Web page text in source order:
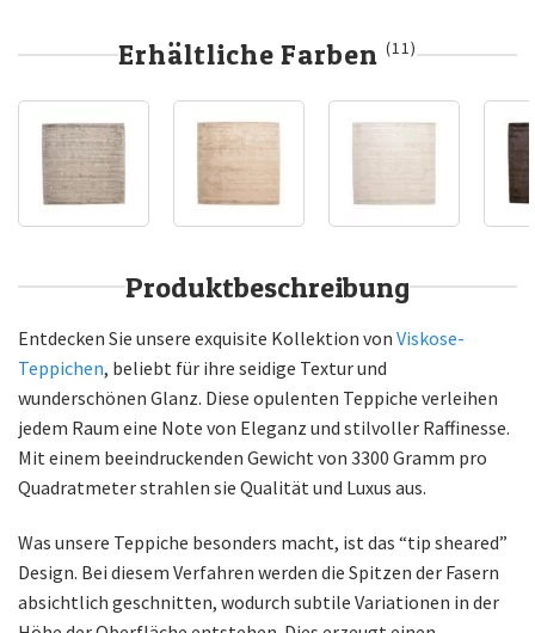
Erhältliche Farben(11)
Produktbeschreibung
Entdecken Sie unsere exquisite Kollektion von Viskose-
Teppichen, beliebt für ihre seidige Textur und
wunderschönen Glanz. Diese opulenten Teppiche verleihen
jedem Raum eine Note von Eleganz und stilvoller Raffinesse.
Mit einem beeindruckenden Gewicht von 3300 Gramm pro
Quadratmeter strahlen sie Qualität und Luxus aus.
Was unsere Teppiche besonders macht, ist das “tip sheared”
Design. Bei diesem Verfahren werden die Spitzen der Fasern
absichtlich geschnitten, wodurch subtile Variationen in der